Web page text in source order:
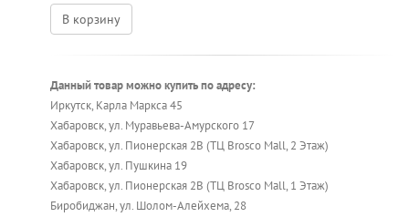
В корзину
Данный товар можно купить по адресу:
Иркутск, Карла Маркса 45
Хабаровск, ул. Муравьева-Амурского 17
Хабаровск, ул. Пионерская 2В (ТЦ Brosco Mall, 2 Этаж)
Хабаровск, ул. Пушкина 19
Хабаровск, ул. Пионерская 2В (ТЦ Brosco Mall, 1 Этаж)
Биробиджан, ул. Шолом-Алейхема, 28